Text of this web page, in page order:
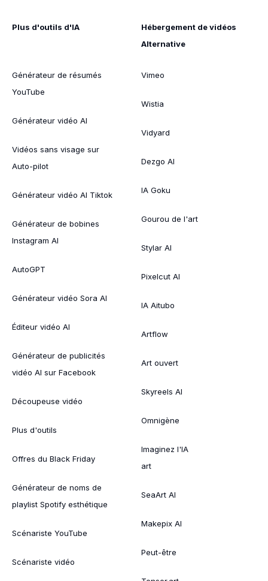
Plus d'outils d'IA
Générateur de résumés
YouTube
Générateur vidéo AI
Vidéos sans visage sur
Auto-pilot
Générateur vidéo AI Tiktok
Générateur de bobines
Instagram AI
AutoGPT
Générateur vidéo Sora AI
Éditeur vidéo AI
Générateur de publicités
vidéo AI sur Facebook
Découpeuse vidéo
Plus d'outils
Offres du Black Friday
Générateur de noms de
playlist Spotify esthétique
Scénariste YouTube
Scénariste vidéo
Hébergement de vidéos
Alternative
Vimeo
Wistia
Vidyard
Dezgo AI
IA Goku
Gourou de l'art
Stylar AI
Pixelcut AI
IA Aitubo
Artflow
Art ouvert
Skyreels AI
Omnigène
Imaginez l'IA
art
SeaArt AI
Makepix AI
Peut-être